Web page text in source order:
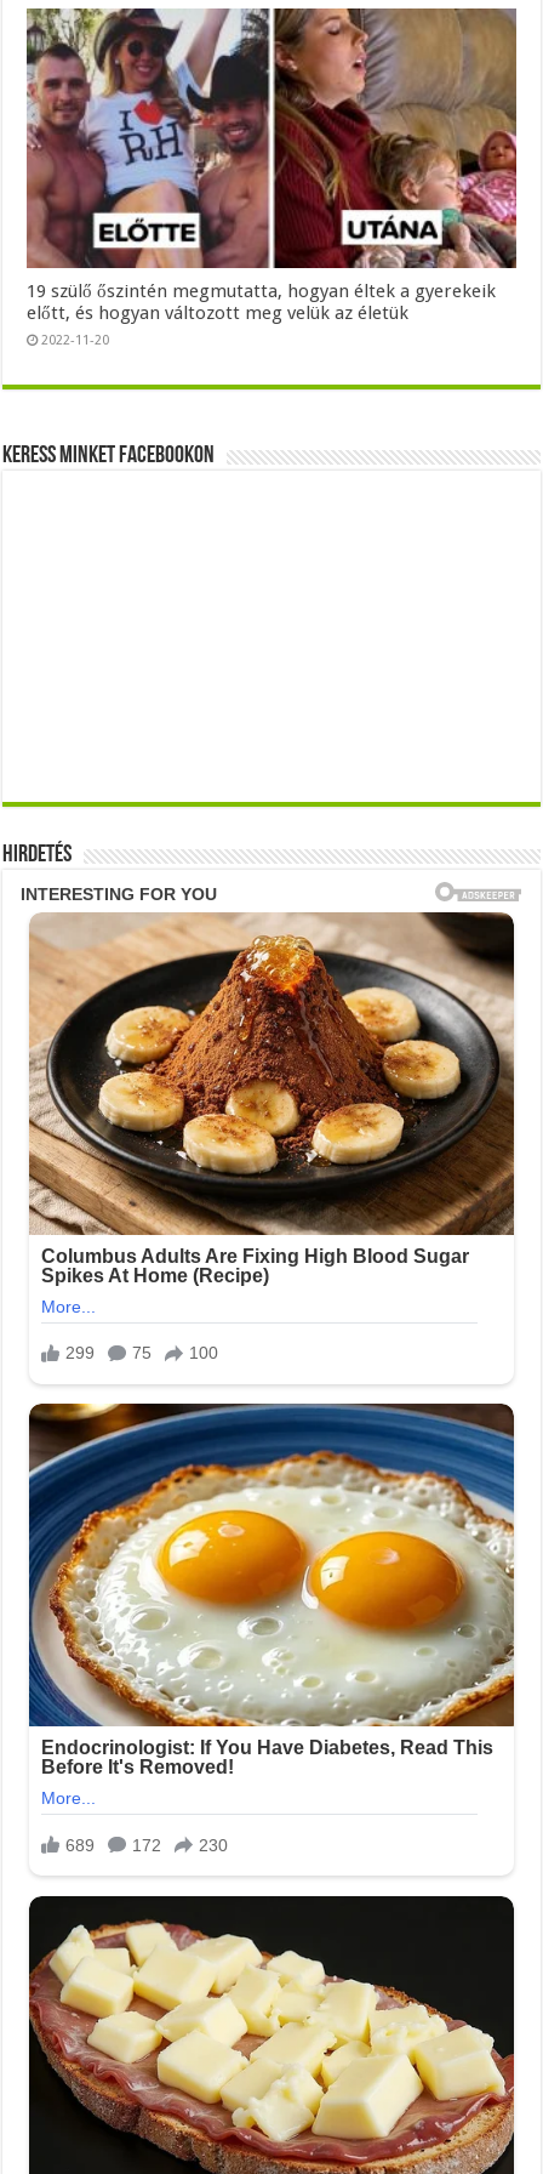
19 szülő őszintén megmutatta, hogyan éltek a gyerekeik
előtt, és hogyan változott meg velük az életük
2022-11-20
Keress minket Facebookon
Hirdetés